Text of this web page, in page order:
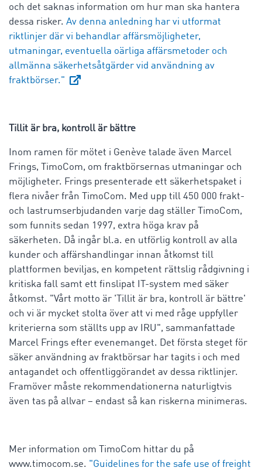
och det saknas information om hur man ska hantera
dessa risker. Av denna anledning har vi utformat
riktlinjer där vi behandlar affärsmöjligheter,
utmaningar, eventuella oärliga affärsmetoder och
allmänna säkerhetsåtgärder vid användning av
fraktbörser."
Tillit är bra, kontroll är bättre
Inom ramen för mötet i Genève talade även Marcel
Frings, TimoCom, om fraktbörsernas utmaningar och
möjligheter. Frings presenterade ett säkerhetspaket i
flera nivåer från TimoCom. Med upp till 450 000 frakt-
och lastrumserbjudanden varje dag ställer TimoCom,
som funnits sedan 1997, extra höga krav på
säkerheten. Då ingår bl.a. en utförlig kontroll av alla
kunder och affärshandlingar innan åtkomst till
plattformen beviljas, en kompetent rättslig rådgivning i
kritiska fall samt ett finslipat IT-system med säker
åtkomst. "Vårt motto är 'Tillit är bra, kontroll är bättre'
och vi är mycket stolta över att vi med råge uppfyller
kriterierna som ställts upp av IRU", sammanfattade
Marcel Frings efter evenemanget. Det första steget för
säker användning av fraktbörsar har tagits i och med
antagandet och offentliggörandet av dessa riktlinjer.
Framöver måste rekommendationerna naturligtvis
även tas på allvar – endast så kan riskerna minimeras.
Mer information om TimoCom hittar du på
www.timocom.se. "Guidelines for the safe use of freight